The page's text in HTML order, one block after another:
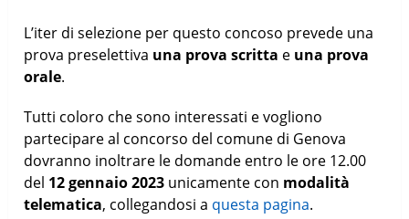
L’iter di selezione per questo concoso prevede una
prova preselettiva una prova scritta e una prova
orale.
Tutti coloro che sono interessati e vogliono
partecipare al concorso del comune di Genova
dovranno inoltrare le domande entro le ore 12.00
del 12 gennaio 2023 unicamente con modalità
telematica, collegandosi a questa pagina.